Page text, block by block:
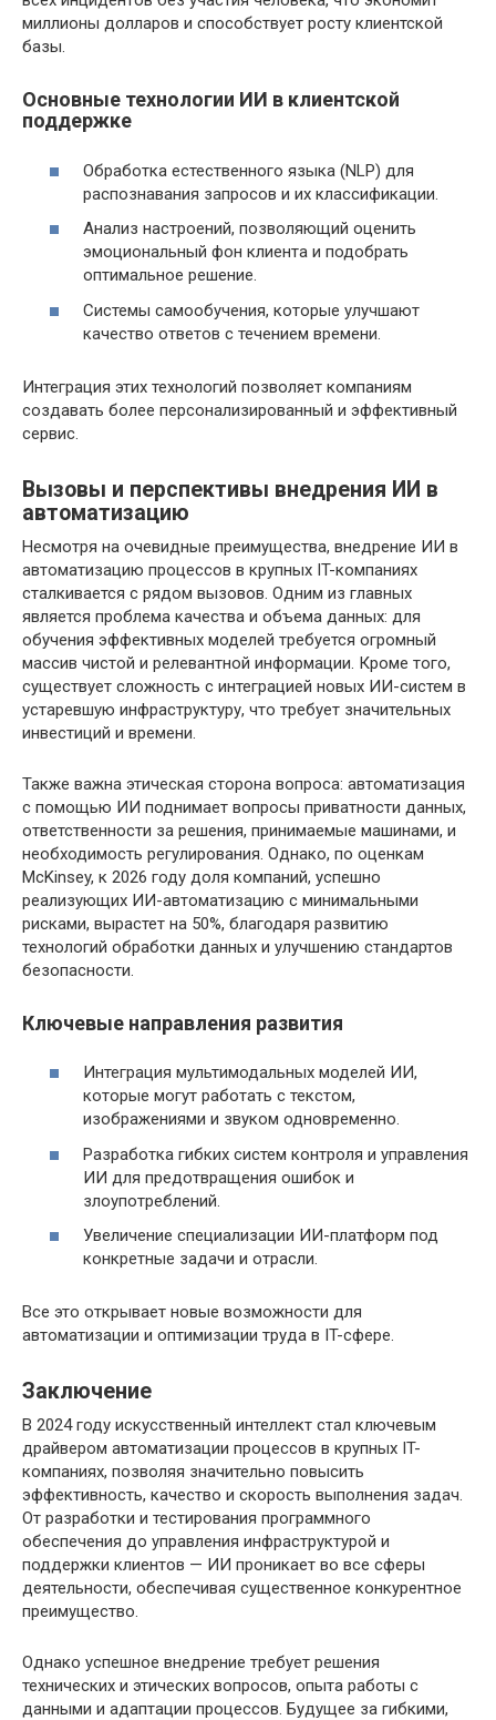
миллионы долларов и способствует росту клиентской
базы.
Основные технологии ИИ в клиентской
поддержке
Обработка естественного языка (NLP) для
распознавания запросов и их классификации.
Анализ настроений, позволяющий оценить
эмоциональный фон клиента и подобрать
оптимальное решение.
Системы самообучения, которые улучшают
качество ответов с течением времени.
Интеграция этих технологий позволяет компаниям
создавать более персонализированный и эффективный
сервис.
Вызовы и перспективы внедрения ИИ в
автоматизацию
Несмотря на очевидные преимущества, внедрение ИИ в
автоматизацию процессов в крупных IT-компаниях
сталкивается с рядом вызовов. Одним из главных
является проблема качества и объема данных: для
обучения эффективных моделей требуется огромный
массив чистой и релевантной информации. Кроме того,
существует сложность с интеграцией новых ИИ-систем в
устаревшую инфраструктуру, что требует значительных
инвестиций и времени.
Также важна этическая сторона вопроса: автоматизация
с помощью ИИ поднимает вопросы приватности данных,
ответственности за решения, принимаемые машинами, и
необходимость регулирования. Однако, по оценкам
McKinsey, к 2026 году доля компаний, успешно
реализующих ИИ-автоматизацию с минимальными
рисками, вырастет на 50%, благодаря развитию
технологий обработки данных и улучшению стандартов
безопасности.
Ключевые направления развития
Интеграция мультимодальных моделей ИИ,
которые могут работать с текстом,
изображениями и звуком одновременно.
Разработка гибких систем контроля и управления
ИИ для предотвращения ошибок и
злоупотреблений.
Увеличение специализации ИИ-платформ под
конкретные задачи и отрасли.
Все это открывает новые возможности для
автоматизации и оптимизации труда в IT-сфере.
Заключение
В 2024 году искусственный интеллект стал ключевым
драйвером автоматизации процессов в крупных IT-
компаниях, позволяя значительно повысить
эффективность, качество и скорость выполнения задач.
От разработки и тестирования программного
обеспечения до управления инфраструктурой и
поддержки клиентов — ИИ проникает во все сферы
деятельности, обеспечивая существенное конкурентное
преимущество.
Однако успешное внедрение требует решения
технических и этических вопросов, опыта работы с
данными и адаптации процессов. Будущее за гибкими,